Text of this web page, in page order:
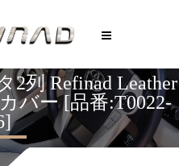
2列 Refinad Leather
バー [品番:T0022-